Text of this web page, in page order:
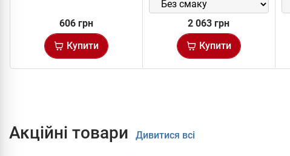
606 грн
Купити
2 063 грн
Купити
Акційні товари Дивитися всі